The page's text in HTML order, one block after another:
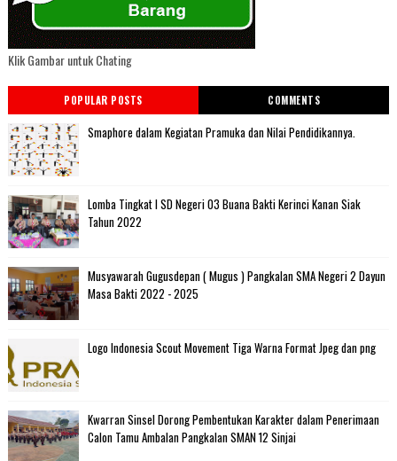
Klik Gambar untuk Chating
POPULAR POSTS COMMENTS
Smaphore dalam Kegiatan Pramuka dan Nilai Pendidikannya.
Lomba Tingkat I SD Negeri 03 Buana Bakti Kerinci Kanan Siak
Tahun 2022
Musyawarah Gugusdepan ( Mugus ) Pangkalan SMA Negeri 2 Dayun
Masa Bakti 2022 - 2025
Logo Indonesia Scout Movement Tiga Warna Format Jpeg dan png
Kwarran Sinsel Dorong Pembentukan Karakter dalam Penerimaan
Calon Tamu Ambalan Pangkalan SMAN 12 Sinjai